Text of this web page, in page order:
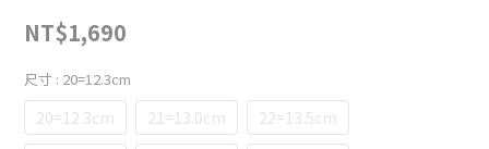
NT$1,690
尺寸 : 20=12.3cm
20=12.3cm 21=13.0cm
22=13.5cm